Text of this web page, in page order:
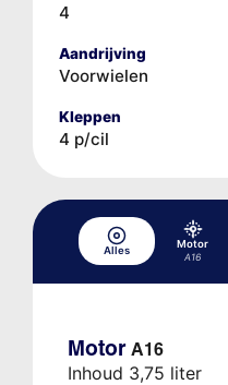
4
Aandrijving
Voorwielen
Kleppen
4 p/cil
Alles
Motor
A16
Motor A16
Inhoud 3,75 liter